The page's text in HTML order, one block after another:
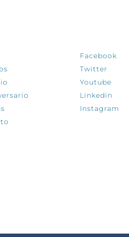
Facebook
Twitter
Youtube
Linkedin
Instagram